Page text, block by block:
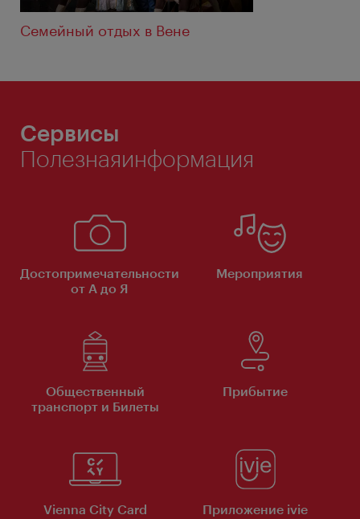
Семейный отдых в Вене
Сервисы
Полезнаяинформация
Достопримечательности
от А до Я
Мероприятия
Общественный
транспорт и Билеты
Прибытие
Vienna City Card Приложение ivie